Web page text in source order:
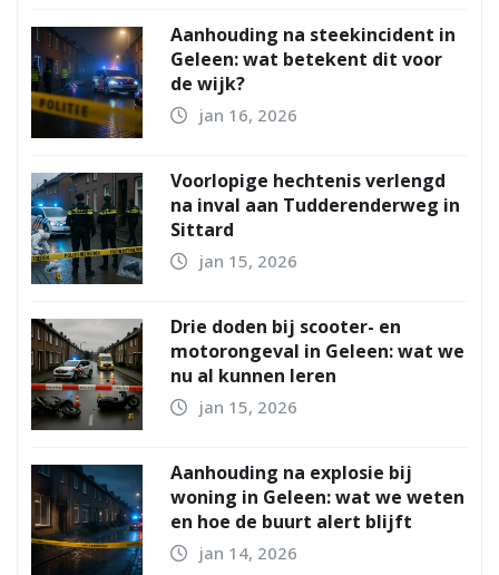
Aanhouding na steekincident in
Geleen: wat betekent dit voor
de wijk?
jan 16, 2026
Voorlopige hechtenis verlengd
na inval aan Tudderenderweg in
Sittard
jan 15, 2026
Drie doden bij scooter- en
motorongeval in Geleen: wat we
nu al kunnen leren
jan 15, 2026
Aanhouding na explosie bij
woning in Geleen: wat we weten
en hoe de buurt alert blijft
jan 14, 2026